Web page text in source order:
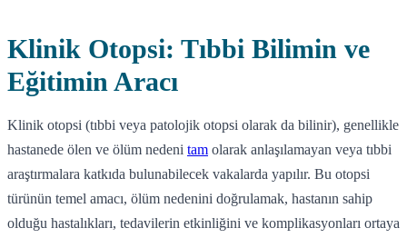
Klinik Otopsi: Tıbbi Bilimin ve
Eğitimin Aracı
Klinik otopsi (tıbbi veya patolojik otopsi olarak da bilinir), genellikle
hastanede ölen ve ölüm nedeni tam olarak anlaşılamayan veya tıbbi
araştırmalara katkıda bulunabilecek vakalarda yapılır. Bu otopsi
türünün temel amacı, ölüm nedenini doğrulamak, hastanın sahip
olduğu hastalıkları, tedavilerin etkinliğini ve komplikasyonları ortaya